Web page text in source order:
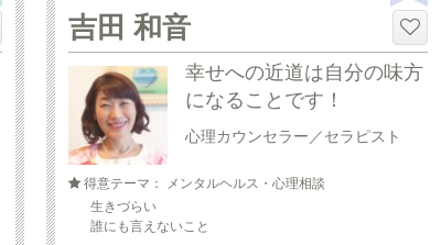
吉田 和音
幸せへの近道は自分の味方
になることです！
心理カウンセラー／セラピスト
得意テーマ： メンタルヘルス・心理相談
生きづらい
誰にも言えないこと